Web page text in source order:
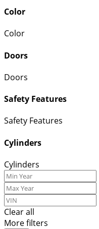
Color
Color
Doors
Doors
Safety Features
Safety Features
Cylinders
Cylinders
Clear all
More filters